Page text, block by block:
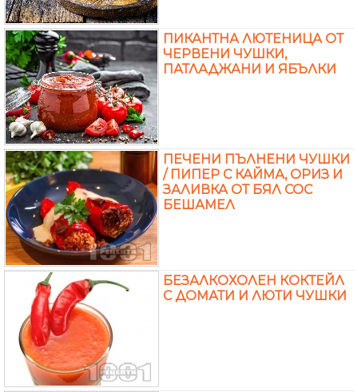
ПИКАНТНА ЛЮТЕНИЦА ОТ
ЧЕРВЕНИ ЧУШКИ,
ПАТЛАДЖАНИ И ЯБЪЛКИ
ПЕЧЕНИ ПЪЛНЕНИ ЧУШКИ
/ ПИПЕР С КАЙМА, ОРИЗ И
ЗАЛИВКА ОТ БЯЛ СОС
БЕШАМЕЛ
БЕЗАЛКОХОЛЕН КОКТЕЙЛ
С ДОМАТИ И ЛЮТИ ЧУШКИ